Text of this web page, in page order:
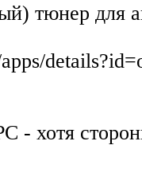
тюнер для
- хотя